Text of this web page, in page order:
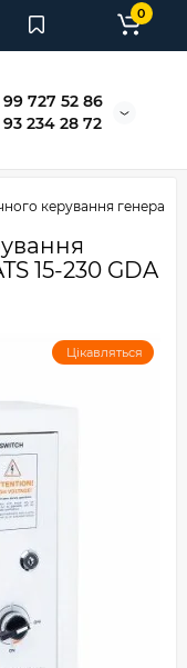
99 727 52 86
93 234 28 72
0
керування
15-230 GDA
Цікавляться